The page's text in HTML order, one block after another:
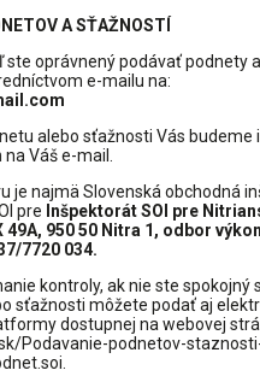
A SŤAŽNOSTÍ
ste oprávnený podávať podnety
e-mailu na:
alebo sťažnosti Vás
Váš e-mail.
je najmä Slovenská obchodná
pre Inšpektorát SOI pre
49A, 950 50 Nitra 1, odbor
7720 034.
kontroly, ak nie ste spokojný
sťažnosti môžete podať aj
dostupnej na webovej
Podavanie-podnetov-